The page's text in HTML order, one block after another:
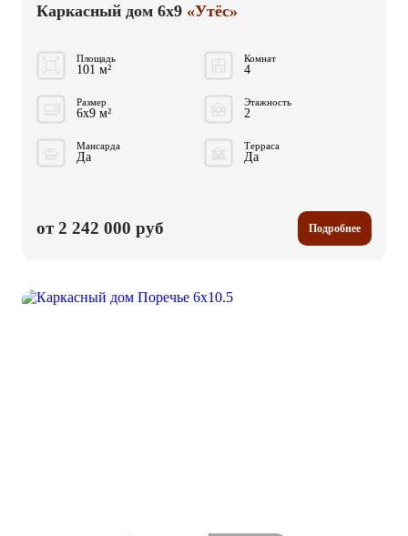
Каркасный дом 6x9 «Утёс»
Площадь
101 м²
Комнат
4
Размер
6x9 м²
Этажность
2
Мансарда
Да
Терраса
Да
от 2 242 000 руб Подробнее